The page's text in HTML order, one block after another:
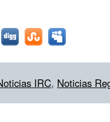
IRC, Noticias